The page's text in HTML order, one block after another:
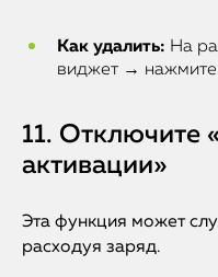
Как удалить: На
виджет → нажмите
11. Отключите
активации»
Эта функция может
расходуя заряд.